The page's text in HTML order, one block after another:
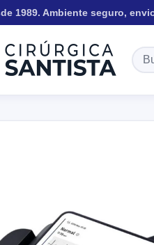
1989. Ambiente seguro,